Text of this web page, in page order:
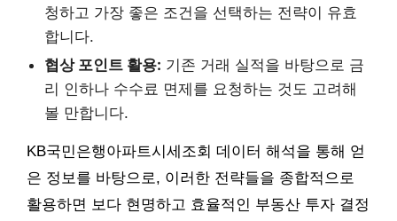
청하고 가장 좋은 조건을 선택하는 전략이 유효
합니다.
협상 포인트 활용: 기존 거래 실적을 바탕으로 금
리 인하나 수수료 면제를 요청하는 것도 고려해
볼 만합니다.
KB국민은행아파트시세조회 데이터 해석을 통해 얻
은 정보를 바탕으로, 이러한 전략들을 종합적으로
활용하면 보다 현명하고 효율적인 부동산 투자 결정